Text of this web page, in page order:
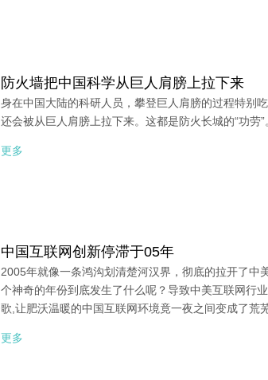
防火墙把中国科学从巨人肩膀上拉下来
身在中国大陆的科研人员，攀登巨人肩膀的过程特别
还会被从巨人肩膀上拉下来。这都是防火长城的“功劳”
更多
中国互联网创新停滞于05年
2005年就像一条鸿沟划清楚河汉界，彻底的拉开了中
个神奇的年份到底发生了什么呢？导致中美互联网行
歌,让肥沃温暖的中国互联网环境竟一夜之间变成了荒
更多